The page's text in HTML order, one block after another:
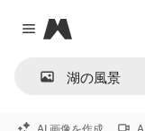
Close menu
Magnific
AI 画像を作成